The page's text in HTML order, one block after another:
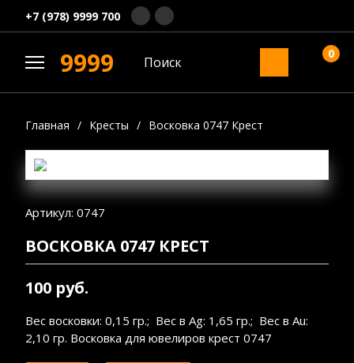
+7 (978) 9999 700
9999 0
Главная / Кресты / Восковка 0747 Крест
Артикул: 0747
ВОСКОВКА 0747 КРЕСТ
100 руб.
Вес восковки: 0,15 гр.; Вес в Ag: 1,65 гр.; Вес в Au:
2,10 гр. Восковка для ювелиров крест 0747